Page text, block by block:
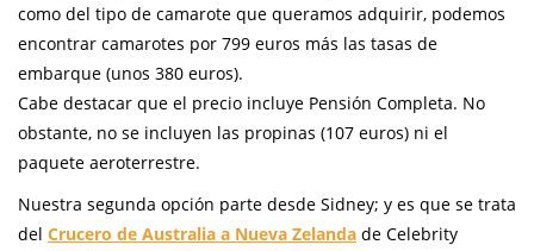
como del tipo de camarote que queramos adquirir, podemos
encontrar camarotes por 799 euros más las tasas de
embarque (unos 380 euros).
Cabe destacar que el precio incluye Pensión Completa. No
obstante, no se incluyen las propinas (107 euros) ni el
paquete aeroterrestre.
Nuestra segunda opción parte desde Sidney; y es que se trata
del Crucero de Australia a Nueva Zelanda de Celebrity